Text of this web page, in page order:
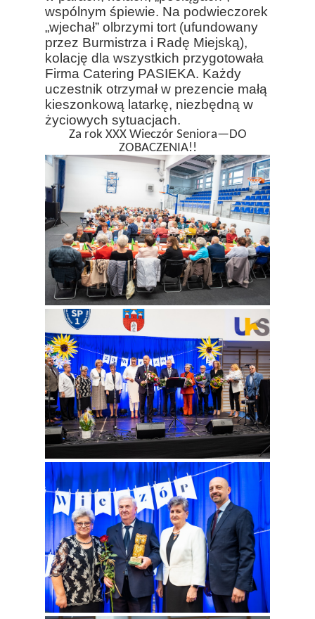
wspólnym śpiewie. Na podwieczorek
„wjechał” olbrzymi tort (ufundowany
przez Burmistrza i Radę Miejską),
kolację dla wszystkich przygotowała
Firma Catering PASIEKA. Każdy
uczestnik otrzymał w prezencie małą
kieszonkową latarkę, niezbędną w
życiowych sytuacjach.
Za rok XXX Wieczór Seniora—DO
ZOBACZENIA!!